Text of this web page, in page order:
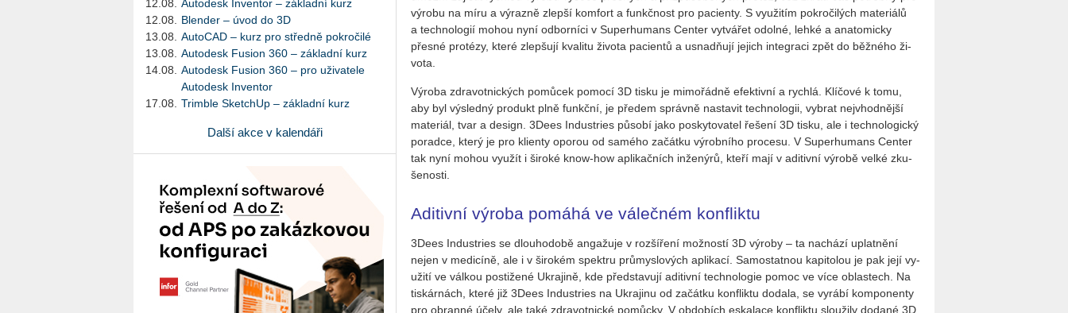
12.08.
Autodesk Inventor – základní kurz
12.08.
Blender – úvod do 3D
13.08.
AutoCAD – kurz pro středně pokročilé
13.08.
Autodesk Fusion 360 – základní kurz
14.08.
Autodesk Fusion 360 – pro uživatele
Autodesk Inventor
17.08.
Trimble SketchUp – základní kurz
Další akce v kalendáři
vý­ro­bu na míru a vý­raz­ně zlep­ší kom­fort a funkč­nost pro pa­ci­en­ty. S vy­u­ži­tím po­kro­či­lých ma­te­ri­á­lů
a tech­no­lo­gií mohou nyní od­bor­ní­ci v Su­per­hu­mans Cen­ter vy­tvá­řet odol­né, lehké a ana­to­mic­ky
přes­né pro­té­zy, které zlep­šu­jí kva­li­tu ži­vo­ta pa­ci­en­tů a usnadňují je­jich in­te­gra­ci zpět do běž­né­ho ži­
vo­ta.
Vý­ro­ba zdra­vot­nic­kých po­mů­cek po­mo­cí 3D tisku je mi­mo­řád­ně efek­tiv­ní a rych­lá. Klí­čo­vé k tomu,
aby byl vý­sled­ný pro­dukt plně funkč­ní, je pře­dem správ­ně na­sta­vit tech­no­lo­gii, vy­brat nej­vhod­něj­ší
ma­te­ri­ál, tvar a de­sign. 3Dees In­du­stries pů­so­bí jako po­sky­to­va­tel ře­še­ní 3D tisku, ale i tech­no­lo­gic­ký
po­rad­ce, který je pro kli­en­ty opo­rou od sa­mé­ho za­čát­ku vý­rob­ní­ho pro­ce­su. V Su­per­hu­mans Cen­ter
tak nyní mohou vy­u­žít i ši­ro­ké know-how apli­kač­ních in­že­ný­rů, kteří mají v adi­tiv­ní vý­ro­bě velké zku­
še­nos­ti.
Aditivní výroba pomáhá ve válečném konfliktu
3Dees In­du­stries se dlou­ho­do­bě an­ga­žu­je v roz­ší­ře­ní mož­nos­tí 3D vý­ro­by – ta na­chá­zí uplat­ně­ní
nejen v me­di­cí­ně, ale i v ši­ro­kém spek­tru prů­mys­lo­vých apli­ka­cí. Sa­mo­stat­nou ka­pi­to­lou je pak její vy­
u­ži­tí ve vál­kou po­sti­že­né Ukra­ji­ně, kde před­sta­vu­jí adi­tiv­ní tech­no­lo­gie pomoc ve více ob­las­tech. Na
tis­kár­nách, které již 3Dees In­du­stries na Ukra­ji­nu od za­čát­ku kon­flik­tu do­da­la, se vy­rá­bí kom­po­nen­ty
pro obran­né účely, ale také zdra­vot­nic­ké po­můc­ky. V ob­do­bích es­ka­la­ce kon­flik­tu slou­ži­ly do­da­né 3D